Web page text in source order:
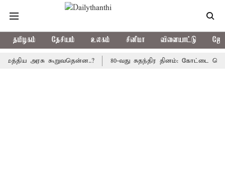
தமிழகம் தேசியம் உலகம் சினிமா விளையாட்டு
அரசு கூறுவதென்ன..? 80-வது சுதந்திர தினம்: கோட்டை